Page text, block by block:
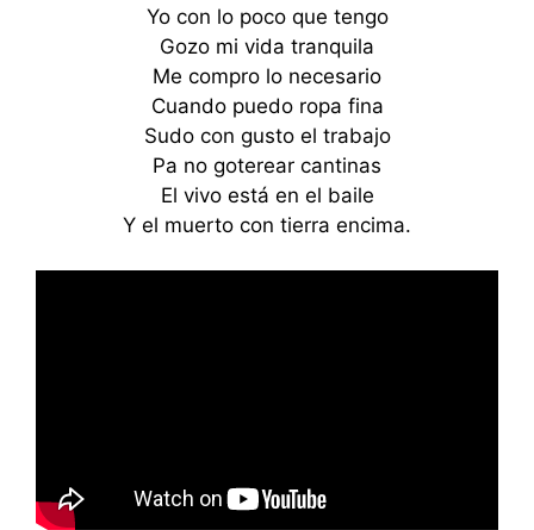
Yo con lo poco que tengo
Gozo mi vida tranquila
Me compro lo necesario
Cuando puedo ropa fina
Sudo con gusto el trabajo
Pa no goterear cantinas
El vivo está en el baile
Y el muerto con tierra encima.